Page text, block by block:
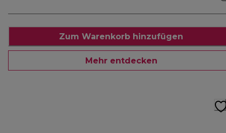
Zum Warenkorb hinzufügen
Mehr entdecken